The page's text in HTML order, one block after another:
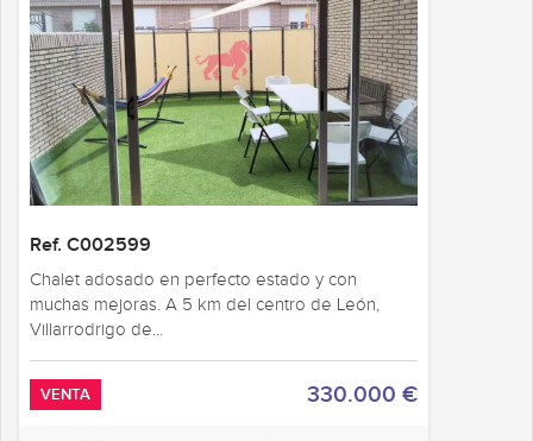
Ref. C002599
Chalet adosado en perfecto estado y con
muchas mejoras. A 5 km del centro de León,
Villarrodrigo de...
VENTA 330.000 €